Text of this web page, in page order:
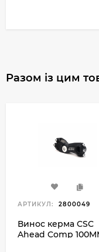
Разом із цим
АРТИКУЛ: 2800049
Винос керма CSC
Ahead Comp